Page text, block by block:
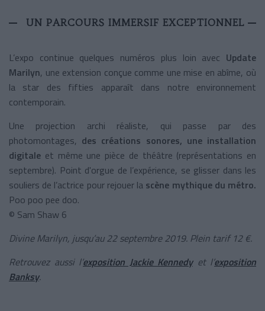
UN PARCOURS IMMERSIF EXCEPTIONNEL
L’expo continue quelques numéros plus loin avec Update
Marilyn, une extension conçue comme une mise en abîme, où
la star des fifties apparaît dans notre environnement
contemporain.
Une projection archi réaliste, qui passe par des
photomontages, des créations sonores, une installation
digitale et même une pièce de théâtre (représentations en
septembre). Point d'orgue de l’expérience, se glisser dans les
souliers de l’actrice pour rejouer la scène mythique du métro.
Poo poo pee doo.
© Sam Shaw 6
Divine Marilyn, jusqu’au 22 septembre 2019. Plein tarif 12 €.
Retrouvez aussi l’exposition Jackie Kennedy et l’exposition
Banksy.